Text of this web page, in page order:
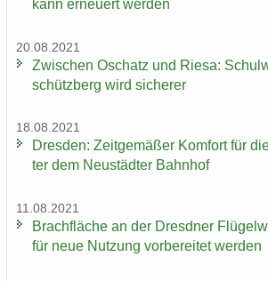
kann er­neu­ert wer­den
20.08.2021
Zwi­schen Oschatz und Riesa:
schütz­berg wird si­che­rer
18.08.2021
Dres­den: Zeit­ge­mä­ßer Kom­fort für
ter dem Neu­städ­ter Bahn­hof
11.08.2021
Brach­flä­che an der Dresd­ner
für neue Nut­zung vor­be­rei­tet wer­den